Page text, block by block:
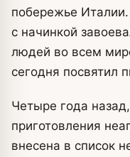
побережье
с начинкой
людей во всем
сегодня посвятил
Четыре года
приготовления
внесена в список